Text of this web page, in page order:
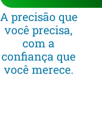
A precisão que
você precisa,
com a
confiança que
você merece.